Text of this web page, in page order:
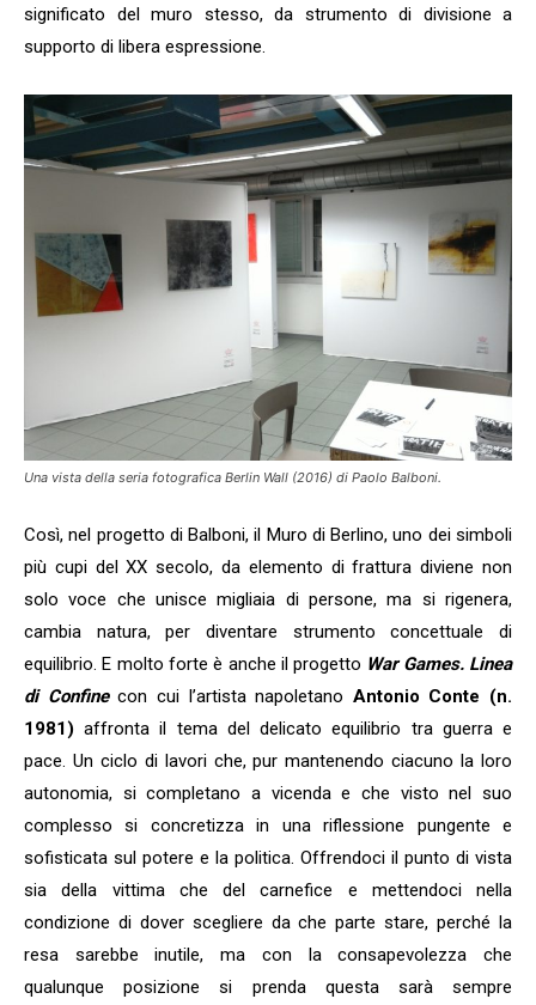
significato del muro stesso, da strumento di divisione a
supporto di libera espressione.
Una vista della seria fotografica Berlin Wall (2016) di Paolo Balboni.
Così, nel progetto di Balboni, il Muro di Berlino, uno dei simboli
più cupi del XX secolo, da elemento di frattura diviene non
solo voce che unisce migliaia di persone, ma si rigenera,
cambia natura, per diventare strumento concettuale di
equilibrio. E molto forte è anche il progetto War Games. Linea
di Confine con cui l’artista napoletano Antonio Conte (n.
1981) affronta il tema del delicato equilibrio tra guerra e
pace. Un ciclo di lavori che, pur mantenendo ciacuno la loro
autonomia, si completano a vicenda e che visto nel suo
complesso si concretizza in una riflessione pungente e
sofisticata sul potere e la politica. Offrendoci il punto di vista
sia della vittima che del carnefice e mettendoci nella
condizione di dover scegliere da che parte stare, perché la
resa sarebbe inutile, ma con la consapevolezza che
qualunque posizione si prenda questa sarà sempre